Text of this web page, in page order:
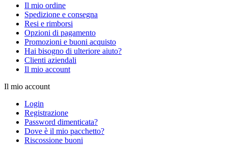
Il mio ordine
Spedizione e consegna
Resi e rimborsi
Opzioni di pagamento
Promozioni e buoni acquisto
Hai bisogno di ulteriore aiuto?
Clienti aziendali
Il mio account
Il mio account
Login
Registrazione
Password dimenticata?
Dove è il mio pacchetto?
Riscossione buoni